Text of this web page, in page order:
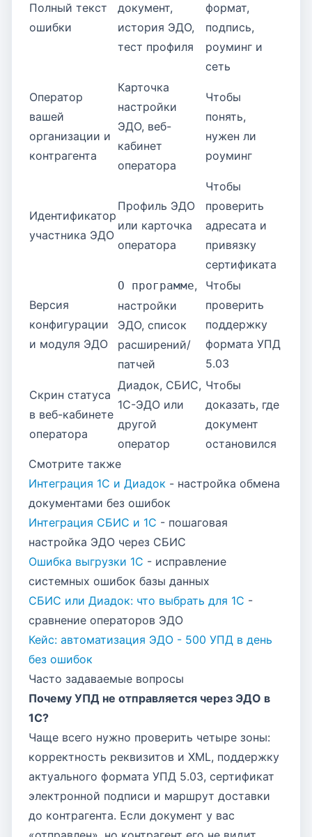
Полный текст
ошибки
документ,
история ЭДО,
тест профиля
формат,
подпись,
роуминг и
сеть
Оператор
вашей
организации и
контрагента
Карточка
настройки
ЭДО, веб-
кабинет
оператора
Чтобы
понять,
нужен ли
роуминг
Идентификатор
участника ЭДО
Профиль ЭДО
или карточка
оператора
Чтобы
проверить
адресата и
привязку
сертификата
Версия
конфигурации
и модуля ЭДО
О программе,
настройки
ЭДО, список
расширений/
патчей
Чтобы
проверить
поддержку
формата УПД
5.03
Скрин статуса
в веб-кабинете
оператора
Диадок, СБИС,
1С-ЭДО или
другой
оператор
Чтобы
доказать, где
документ
остановился
Смотрите также
Интеграция 1С и Диадок - настройка обмена
документами без ошибок
Интеграция СБИС и 1С - пошаговая
настройка ЭДО через СБИС
Ошибка выгрузки 1С - исправление
системных ошибок базы данных
СБИС или Диадок: что выбрать для 1С -
сравнение операторов ЭДО
Кейс: автоматизация ЭДО - 500 УПД в день
без ошибок
Часто задаваемые вопросы
Почему УПД не отправляется через ЭДО в
1С?
Чаще всего нужно проверить четыре зоны:
корректность реквизитов и XML, поддержку
актуального формата УПД 5.03, сертификат
электронной подписи и маршрут доставки
до контрагента. Если документ у вас